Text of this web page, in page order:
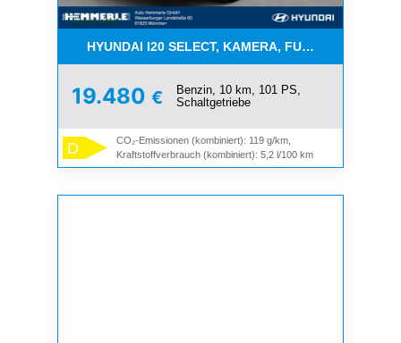
HYUNDAI I20 SELECT, KAMERA, FUNKT.PAKET,
19.480 €
Benzin, 10 km, 101 PS,
Schaltgetriebe
D
CO₂-Emissionen (kombiniert): 119 g/km,
Kraftstoffverbrauch (kombiniert): 5,2 l/100 km